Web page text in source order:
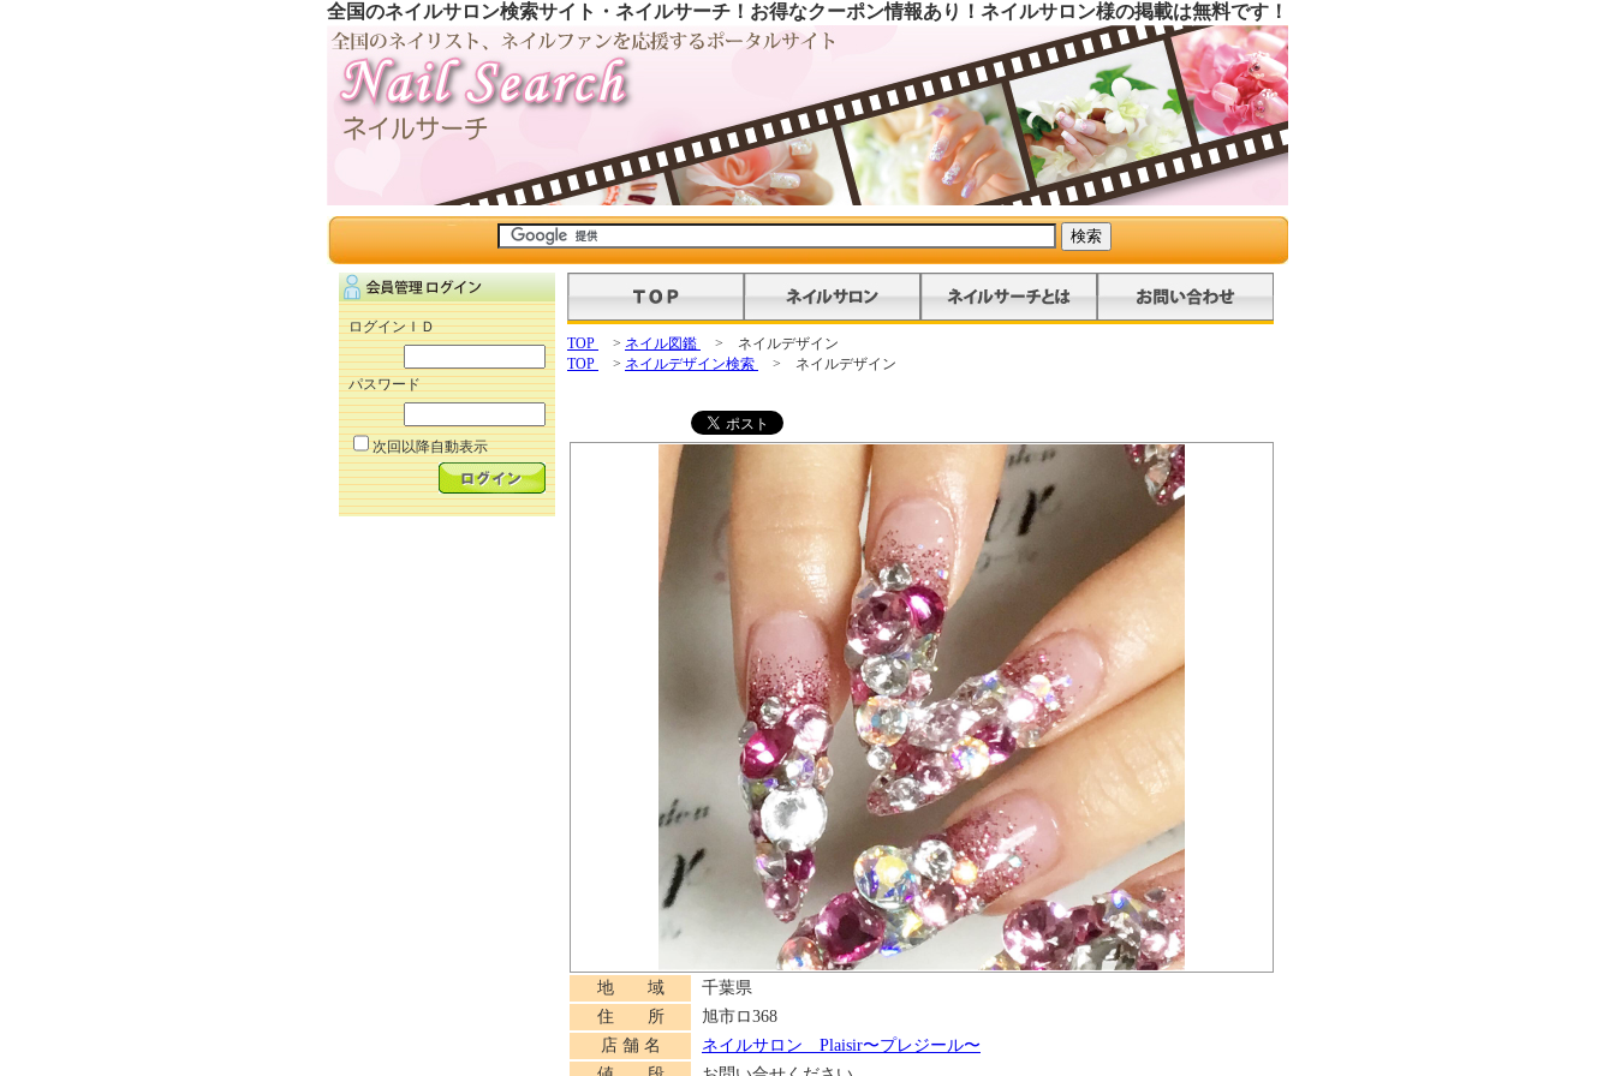
全国のネイルサロン検索サイト・ネイルサーチ！お得なクーポン情報あり！ネイルサロン様の掲載は無料です！
ログインＩＤ
パスワード
次回以降自動表示
TOP > ネイル図鑑
> ネイルデザイン
TOP
> ネイルデザイン検索 > ネイルデザイン
地 域
千葉県
住 所
旭市ロ368
店 舗 名
ネイルサロン Plaisir〜プレジール〜